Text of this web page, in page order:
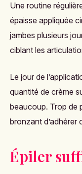
Une routine
épaisse appliquée
jambes plusieurs
ciblant les
Le jour de
quantité de crème
beaucoup. Trop de
bronzant d’adhérer
Épiler